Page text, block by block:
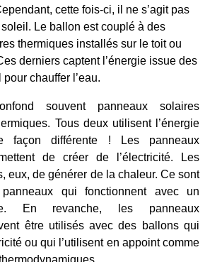
cette fois-ci, il ne s’agit pas
soleil. Le ballon est couplé à des
thermiques installés sur le toit ou
derniers captent l’énergie issue des
chauffer l’eau.
souvent panneaux solaires
Tous deux utilisent l’énergie
façon différente ! Les panneaux
de créer de l’électricité. Les
eux, de générer de la chaleur. Ce sont
qui fonctionnent avec un
En revanche, les panneaux
être utilisés avec des ballons qui
ou qui l’utilisent en appoint comme